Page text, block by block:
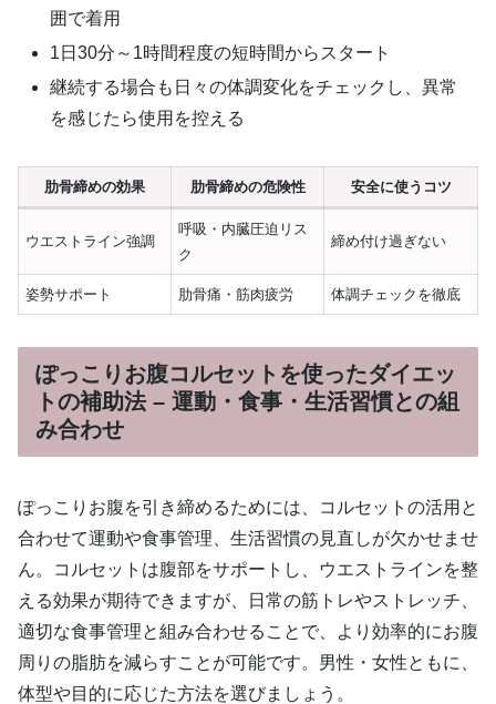
囲で着用
1日30分～1時間程度の短時間からスタート
継続する場合も日々の体調変化をチェックし、異常
を感じたら使用を控える
肋骨締めの効果 肋骨締めの危険性 安全に使うコツ
ウエストライン強調
呼吸・内臓圧迫リス
ク
締め付け過ぎない
姿勢サポート 肋骨痛・筋肉疲労 体調チェックを徹底
ぽっこりお腹コルセットを使ったダイエッ
トの補助法 – 運動・食事・生活習慣との組
み合わせ
ぽっこりお腹を引き締めるためには、コルセットの活用と
合わせて運動や食事管理、生活習慣の見直しが欠かせませ
ん。コルセットは腹部をサポートし、ウエストラインを整
える効果が期待できますが、日常の筋トレやストレッチ、
適切な食事管理と組み合わせることで、より効率的にお腹
周りの脂肪を減らすことが可能です。男性・女性ともに、
体型や目的に応じた方法を選びましょう。